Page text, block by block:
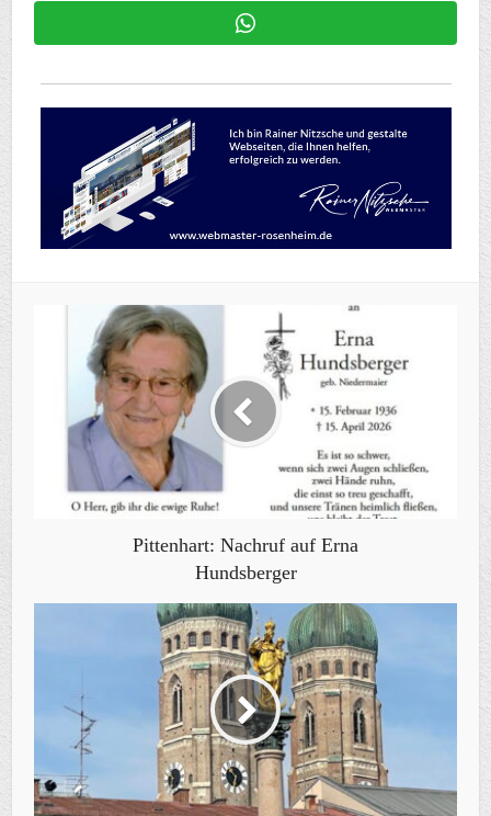
Pittenhart: Nachruf auf Erna
Hundsberger